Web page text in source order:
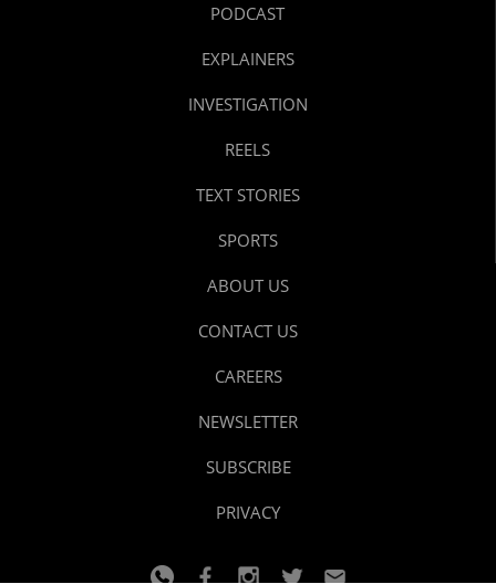
PODCAST
EXPLAINERS
INVESTIGATION
REELS
TEXT STORIES
SPORTS
ABOUT US
CONTACT US
CAREERS
NEWSLETTER
SUBSCRIBE
PRIVACY